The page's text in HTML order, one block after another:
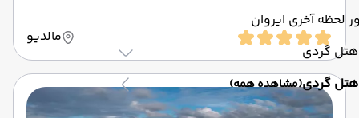
لحظه آخری ایروان
هتل گردی
هتل گردی(مشاهده همه)
مالدیو